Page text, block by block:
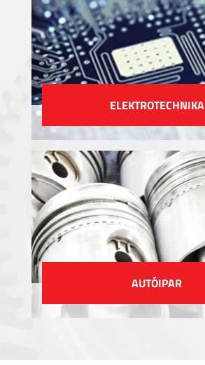
ELEKTROTECHNIKA
AUTÓIPAR